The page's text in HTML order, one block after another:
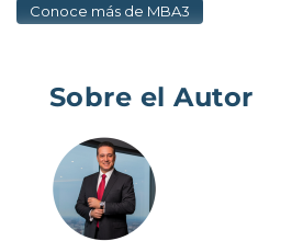
Conoce más de MBA3
Sobre el Autor